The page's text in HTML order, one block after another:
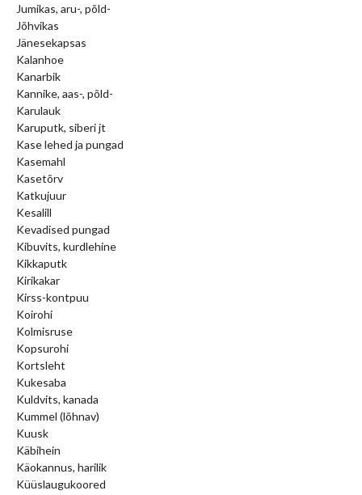
Jumikas, aru-, põld-
Jõhvikas
Jänesekapsas
Kalanhoe
Kanarbik
Kannike, aas-, põld-
Karulauk
Karuputk, siberi jt
Kase lehed ja pungad
Kasemahl
Kasetõrv
Katkujuur
Kesalill
Kevadised pungad
Kibuvits, kurdlehine
Kikkaputk
Kirikakar
Kirss-kontpuu
Koirohi
Kolmisruse
Kopsurohi
Kortsleht
Kukesaba
Kuldvits, kanada
Kummel (lõhnav)
Kuusk
Käbihein
Käokannus, harilik
Küüslaugukoored